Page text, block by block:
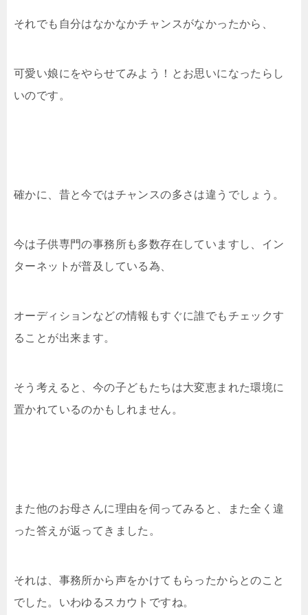
それでも自分はなかなかチャンスがなかったから、
可愛い娘にをやらせてみよう！とお思いになったらし
いのです。
確かに、昔と今ではチャンスの多さは違うでしょう。
今は子供専門の事務所も多数存在していますし、イン
ターネットが普及している為、
オーディションなどの情報もすぐに誰でもチェックす
ることが出来ます。
そう考えると、今の子どもたちは大変恵まれた環境に
置かれているのかもしれません。
また他のお母さんに理由を伺ってみると、また全く違
った答えが返ってきました。
それは、事務所から声をかけてもらったからとのこと
でした。いわゆるスカウトですね。